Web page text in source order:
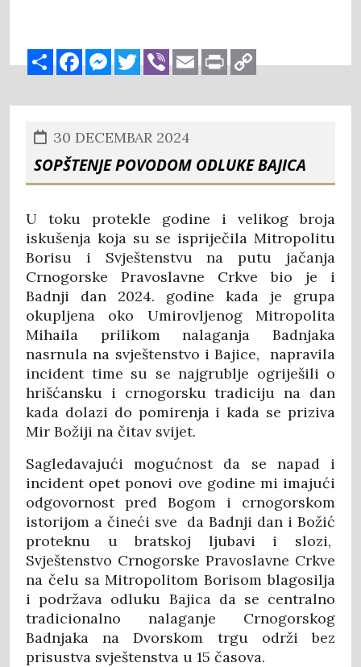
ShareFacebook
Messenger
Twitter
ViberEmailPrint
Link
30 DECEMBAR 2024
Sopštenje povodom odluke Bajica
U toku protekle godine i velikog broja
iskušenja koja su se ispriječila Mitropolitu
Borisu i Svještenstvu na putu jačanja
Crnogorske Pravoslavne Crkve bio je i
Badnji dan 2024. godine kada je grupa
okupljena oko Umirovljenog Mitropolita
Mihaila prilikom nalaganja Badnjaka
nasrnula na svještenstvo i Bajice, napravila
incident time su se najgrublje ogriješili o
hrišćansku i crnogorsku tradiciju na dan
kada dolazi do pomirenja i kada se priziva
Mir Božiji na čitav svijet.
Sagledavajući mogućnost da se napad i
incident opet ponovi ove godine mi imajući
odgovornost pred Bogom i crnogorskom
istorijom a čineći sve da Badnji dan i Božić
proteknu u bratskoj ljubavi i slozi,
Svještenstvo Crnogorske Pravoslavne Crkve
na čelu sa Mitropolitom Borisom blagosilja
i podržava odluku Bajica da se centralno
tradicionalno nalaganje Crnogorskog
Badnjaka na Dvorskom trgu održi bez
prisustva svještenstva u 15 časova.